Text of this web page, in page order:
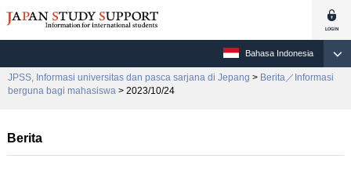
Bahasa Indonesia
JPSS, Informasi universitas dan pasca sarjana di Jepang > Berita／Informasi
berguna bagi mahasiswa > 2023/10/24
Berita